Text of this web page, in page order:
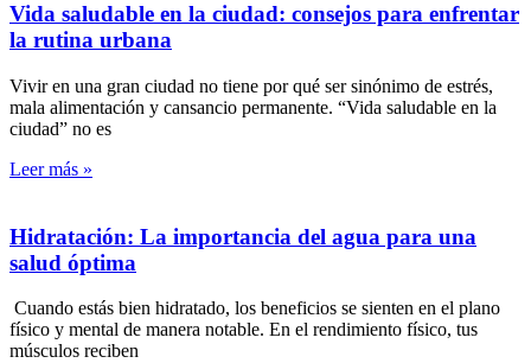
Vida saludable en la ciudad: consejos para enfrentar
la rutina urbana
Vivir en una gran ciudad no tiene por qué ser sinónimo de estrés,
mala alimentación y cansancio permanente. “Vida saludable en la
ciudad” no es
Leer más »
Hidratación: La importancia del agua para una
salud óptima
​ Cuando estás bien hidratado, los beneficios se sienten en el plano
físico y mental de manera notable. En el rendimiento físico, tus
músculos reciben